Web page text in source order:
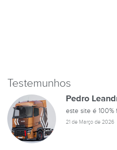
Testemunhos
Pedro
este site é 100%
21 de Março de 2026